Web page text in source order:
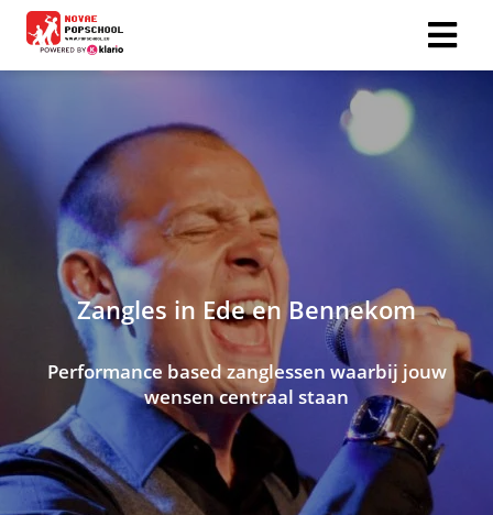
Zangles in Ede en Bennekom
Performance based zanglessen waarbij jouw
wensen centraal staan